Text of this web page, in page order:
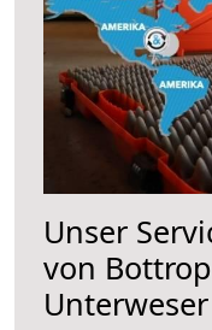
Unser
von
Unterweser